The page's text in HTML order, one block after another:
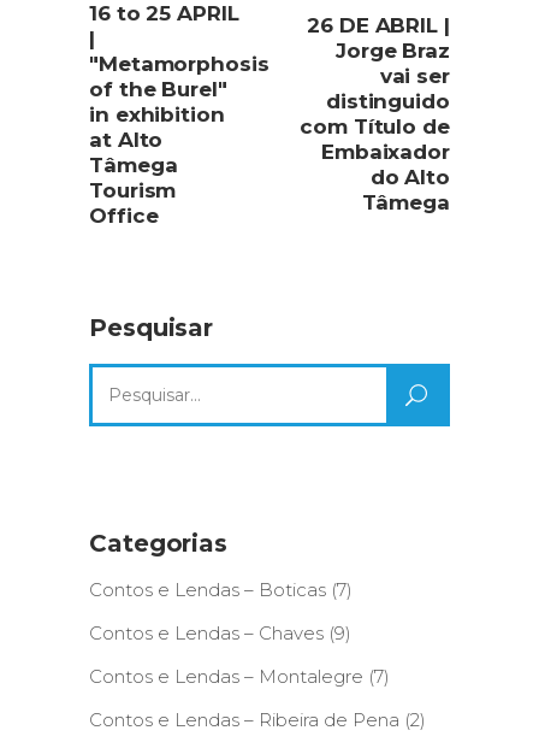
16 to 25 APRIL
|
"Metamorphosis
of the Burel"
in exhibition
at Alto
Tâmega
Tourism
Office
26 DE ABRIL |
Jorge Braz
vai ser
distinguido
com Título de
Embaixador
do Alto
Tâmega
Pesquisar
for:
Categorias
Contos e Lendas – Boticas (7)
Contos e Lendas – Chaves (9)
Contos e Lendas – Montalegre (7)
Contos e Lendas – Ribeira de Pena (2)